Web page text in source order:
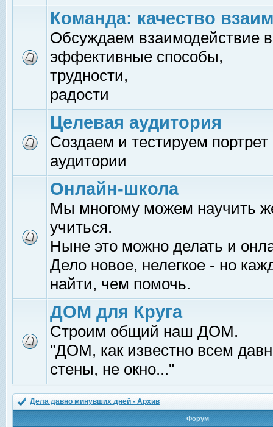
Команда: качество
Обсуждаем взаимодействие
эффективные способы,
трудности,
радости
Целевая аудитория
Создаем и тестируем
аудитории
Онлайн-школа
Мы многому можем научить
учиться.
Ныне это можно делать и
Дело новое, нелегкое - но
найти, чем помочь.
ДОМ для Круга
Строим общий наш ДОМ.
"ДОМ, как известно всем
стены, не окно..."
Дела давно минувших дней - Архив
Форум